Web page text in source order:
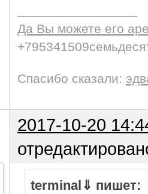
Да Вы можете его
Спасибо сказали:
2017-10-20
terminal⇓ пишет: